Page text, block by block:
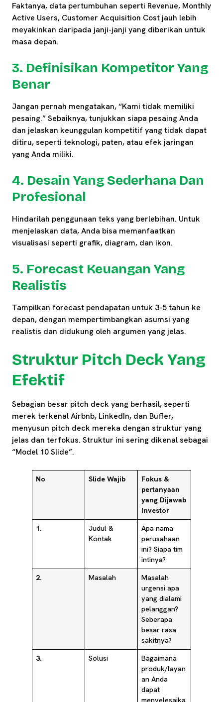
Faktanya, data pertumbuhan seperti Revenue, Monthly
Active Users, Customer Acquisition Cost jauh lebih
meyakinkan daripada janji-janji yang diberikan untuk
masa depan.
3. Definisikan Kompetitor Yang
Benar
Jangan pernah mengatakan, “Kami tidak memiliki
pesaing.” Sebaiknya, tunjukkan siapa pesaing Anda
dan jelaskan keunggulan kompetitif yang tidak dapat
ditiru, seperti teknologi, paten, atau efek jaringan
yang Anda miliki.
4. Desain Yang Sederhana Dan
Profesional
Hindarilah penggunaan teks yang berlebihan. Untuk
menjelaskan data, Anda bisa memanfaatkan
visualisasi seperti grafik, diagram, dan ikon.
5. Forecast Keuangan Yang
Realistis
Tampilkan forecast pendapatan untuk 3-5 tahun ke
depan, dengan mempertimbangkan asumsi yang
realistis dan didukung oleh argumen yang jelas.
Struktur Pitch Deck Yang
Efektif
Sebagian besar pitch deck yang berhasil, seperti
merek terkenal Airbnb, LinkedIn, dan Buffer,
menyusun pitch deck mereka dengan struktur yang
jelas dan terfokus. Struktur ini sering dikenal sebagai
“Model 10 Slide”.
No Slide Wajib
Fokus &
pertanyaan
yang Dijawab
Investor
1.
Judul &
Kontak
Apa nama
perusahaan
ini? Siapa tim
intinya?
2.
Masalah
Masalah
urgensi apa
yang dialami
pelanggan?
Seberapa
besar rasa
sakitnya?
3.
Solusi
Bagaimana
produk/layan
an Anda
dapat
menyelesaika